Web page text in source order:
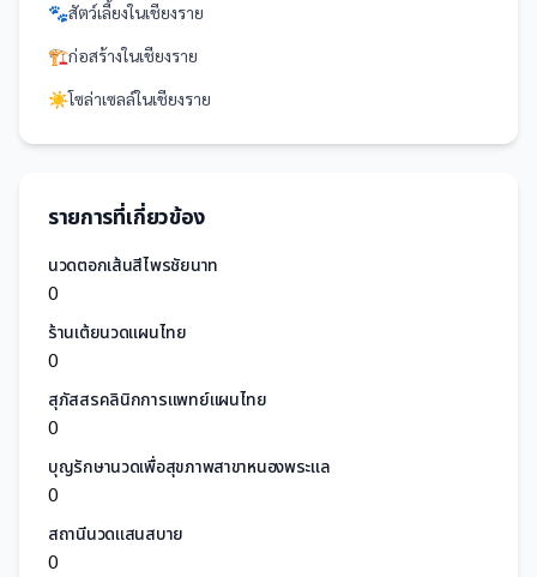
🐾สัตว์เลี้ยงในเชียงราย
🏗️ก่อสร้างในเชียงราย
☀️โซล่าเซลล์ในเชียงราย
รายการที่เกี่ยวข้อง
นวดตอกเส้นสีไพรชัยนาท
0
ร้านเต้ยนวดแผนไทย
0
สุภัสสรคลินิกการแพทย์แผนไทย
0
บุญรักษานวดเพื่อสุขภาพสาขาหนองพระแล
0
สถานีนวดแสนสบาย
0